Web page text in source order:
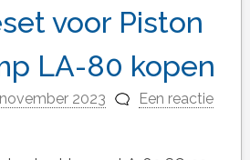
voor Piston
LA-80 kopen
2023
Een reactie